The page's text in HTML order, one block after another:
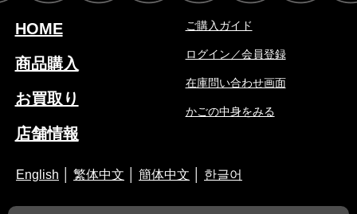
HOME
商品購入
お買取り
店舗情報
ご購入ガイド
ログイン／会員登録
在庫問い合わせ画面
かごの中身をみる
English 繁体中文 簡体中文 한글어